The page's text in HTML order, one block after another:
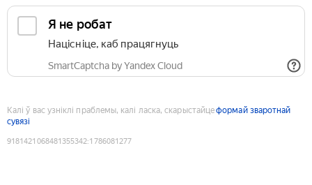
Я не робат
Націсніце, каб працягнуць
SmartCaptcha by Yandex Cloud
Калі ў вас узніклі праблемы, калі ласка, скарыстайцеформай зваротнай
сувязі
9181421068481355342:1786081277